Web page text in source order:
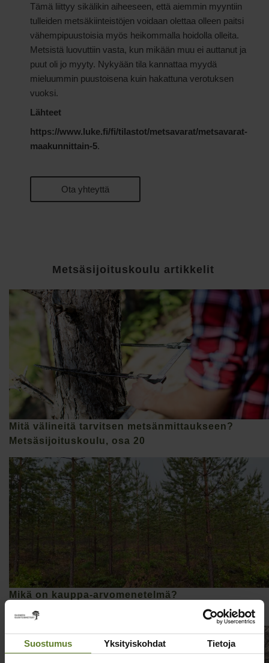
Suostumus Yksityiskohdat Tietoja
Tämä liittyy sikälikin aiheeseen, että aiemmin myyntiin
tulleiden metsäkiinteistöjen voidaan olettaa olleen paitsi
vähempipuustoisia myös heikommalla hoidolla olleita.
Metsistä luovuttiin vasta, kun mikään muu ei auttanut ja
puut oli jo myyty. Nykyään tila kannattaa myydä
mieluummin puustoisena kuin hakattuna verotuksen
vuoksi.
Lähteet
https://www.luke.fi/fi/tilastot/metsavarat/metsavarat-
maakunnittain-5.
Ota yhteyttä
Metsäsijoituskoulu artikkelit
Mitä välineitä tarvitsen metsänmittaukseen?
Metsäsijoituskoulu, osa 20
Mikä on kauppa-arvomenetelmä?
Metsäsijoituskoulu, osa 19